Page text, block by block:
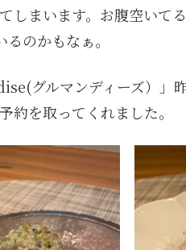
しまいます。お腹空いて
のかもなぁ。
グルマンディーズ）」
約を取ってくれました。